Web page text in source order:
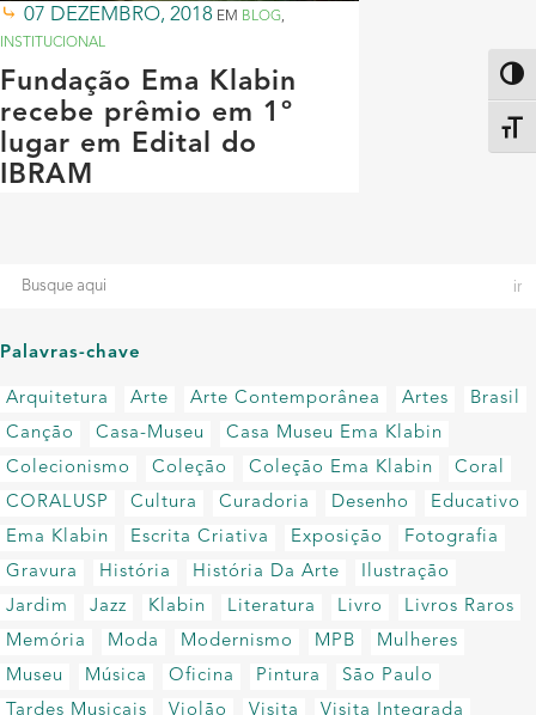
07 DEZEMBRO, 2018 EM BLOG,
INSTITUCIONAL
Fundação Ema Klabin
recebe prêmio em 1º
lugar em Edital do
IBRAM
Palavras-chave
Arquitetura Arte Arte Contemporânea Artes
Brasil
Canção
Casa-Museu
Casa Museu Ema Klabin
Colecionismo
Coleção Coleção Ema Klabin
Coral
CORALUSP
Cultura Curadoria Desenho
Educativo
Ema Klabin
Escrita Criativa Exposição
Fotografia
Gravura
História História Da Arte
Ilustração
Jardim
Jazz Klabin Literatura Livro
Livros Raros
Memória
Moda Modernismo MPB
Mulheres
Museu
Música Oficina Pintura
São Paulo
Tardes Musicais
Violão Visita Visita Integrada